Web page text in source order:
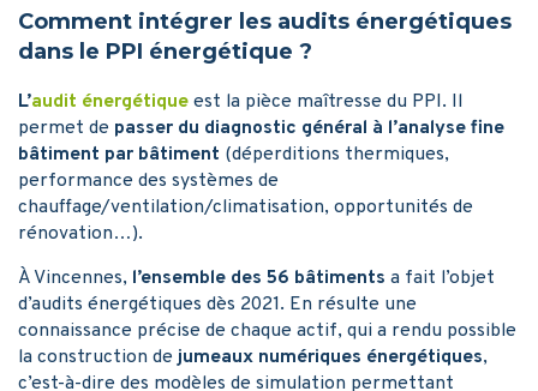
Comment intégrer les audits énergétiques
dans le PPI énergétique ?
L’audit énergétique est la pièce maîtresse du PPI. Il
permet de passer du diagnostic général à l’analyse fine
bâtiment par bâtiment (déperditions thermiques,
performance des systèmes de
chauffage/ventilation/climatisation, opportunités de
rénovation…).
À Vincennes, l’ensemble des 56 bâtiments a fait l’objet
d’audits énergétiques dès 2021. En résulte une
connaissance précise de chaque actif, qui a rendu possible
la construction de jumeaux numériques énergétiques,
c’est-à-dire des modèles de simulation permettant